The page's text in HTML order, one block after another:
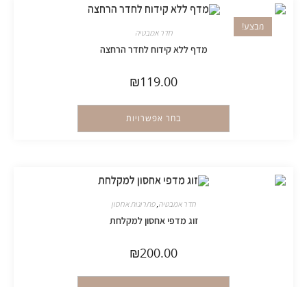
מבצע!
חדר אמבטיה
מדף ללא קידוח לחדר הרחצה
₪119.00
בחר אפשרויות
חדר אמבטיה,פתרונות אחסון
זוג מדפי אחסון למקלחת
₪200.00